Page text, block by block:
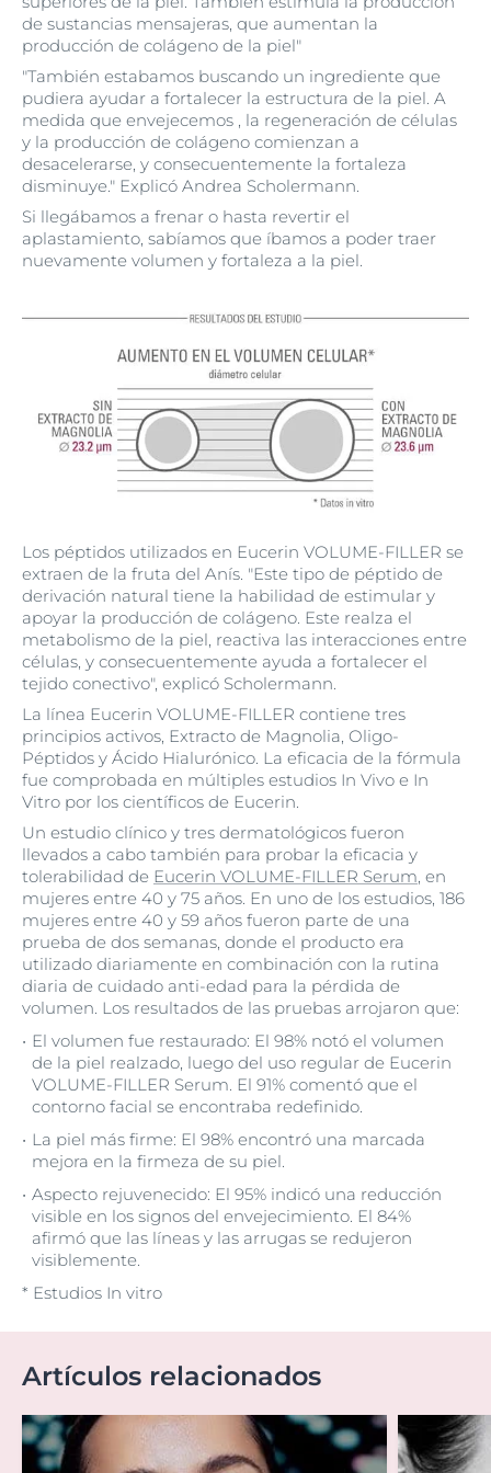
de sustancias mensajeras, que aumentan la
producción de colágeno de la piel"
"También estabamos buscando un ingrediente que
pudiera ayudar a fortalecer la estructura de la piel. A
medida que envejecemos , la regeneración de células
y la producción de colágeno comienzan a
desacelerarse, y consecuentemente la fortaleza
disminuye." Explicó Andrea Scholermann.
Si llegábamos a frenar o hasta revertir el
aplastamiento, sabíamos que íbamos a poder traer
nuevamente volumen y fortaleza a la piel.
Los péptidos utilizados en Eucerin VOLUME-FILLER se
extraen de la fruta del Anís. "Este tipo de péptido de
derivación natural tiene la habilidad de estimular y
apoyar la producción de colágeno. Este realza el
metabolismo de la piel, reactiva las interacciones entre
células, y consecuentemente ayuda a fortalecer el
tejido conectivo", explicó Scholermann.
La línea Eucerin VOLUME-FILLER contiene tres
principios activos, Extracto de Magnolia, Oligo-
Péptidos y Ácido Hialurónico. La eficacia de la fórmula
fue comprobada en múltiples estudios In Vivo e In
Vitro por los científicos de Eucerin.
Un estudio clínico y tres dermatológicos fueron
llevados a cabo también para probar la eficacia y
tolerabilidad de Eucerin VOLUME-FILLER Serum , en
mujeres entre 40 y 75 años. En uno de los estudios, 186
mujeres entre 40 y 59 años fueron parte de una
prueba de dos semanas, donde el producto era
utilizado diariamente en combinación con la rutina
diaria de cuidado anti-edad para la pérdida de
volumen. Los resultados de las pruebas arrojaron que:
El volumen fue restaurado: El 98% notó el volumen
de la piel realzado, luego del uso regular de Eucerin
VOLUME-FILLER Serum. El 91% comentó que el
contorno facial se encontraba redefinido.
La piel más firme: El 98% encontró una marcada
mejora en la firmeza de su piel.
Aspecto rejuvenecido: El 95% indicó una reducción
visible en los signos del envejecimiento. El 84%
afirmó que las líneas y las arrugas se redujeron
visiblemente.
* Estudios In vitro
Artículos relacionados